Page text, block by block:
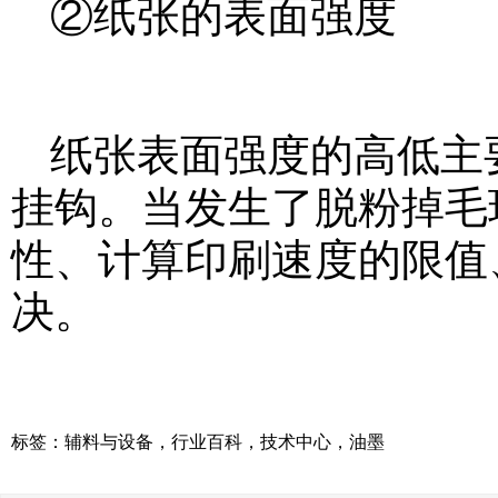
②纸张的表面强度
纸张表面强度的高低
挂钩。当发生了脱粉掉
性、计算印刷速度的限
决。
标签： 辅料与设备 ， 行业百科 ， 技术中心 ， 油墨